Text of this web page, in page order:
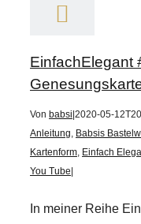
EinfachElegant
Von babsi 2020-05-
Anleitung, Babsis
Kartenform, Einfach
You Tube
In meiner Reihe